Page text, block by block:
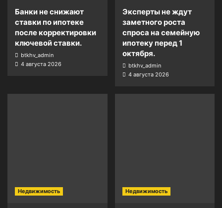
Банки не снижают
ставки по ипотеке
после корректировки
ключевой ставки.
btkhv_admin
4 августа 2026
Эксперты не ждут
заметного роста
спроса на семейную
ипотеку перед 1
октября.
btkhv_admin
4 августа 2026
Недвижимость Недвижимость